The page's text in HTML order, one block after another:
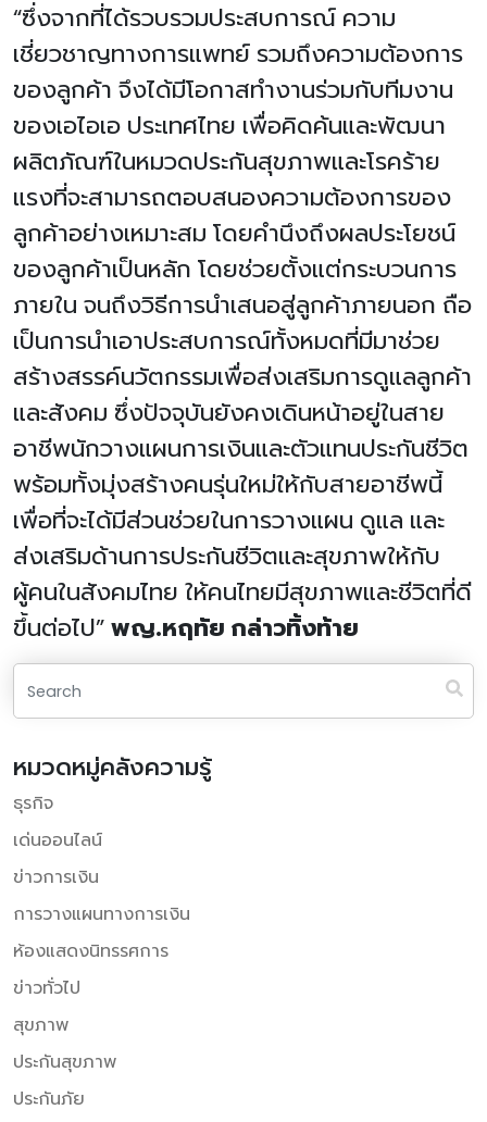
“ซึ่งจากที่ได้รวบรวมประสบการณ์ ความ
เชี่ยวชาญทางการแพทย์ รวมถึงความต้องการ
ของลูกค้า จึงได้มีโอกาสทำงานร่วมกับทีมงาน
ของเอไอเอ ประเทศไทย เพื่อคิดค้นและพัฒนา
ผลิตภัณฑ์ในหมวดประกันสุขภาพและโรคร้าย
แรงที่จะสามารถตอบสนองความต้องการของ
ลูกค้าอย่างเหมาะสม โดยคำนึงถึงผลประโยชน์
ของลูกค้าเป็นหลัก โดยช่วยตั้งแต่กระบวนการ
ภายใน จนถึงวิธีการนำเสนอสู่ลูกค้าภายนอก ถือ
เป็นการนำเอาประสบการณ์ทั้งหมดที่มีมาช่วย
สร้างสรรค์นวัตกรรมเพื่อส่งเสริมการดูแลลูกค้า
และสังคม ซึ่งปัจจุบันยังคงเดินหน้าอยู่ในสาย
อาชีพนักวางแผนการเงินและตัวแทนประกันชีวิต
พร้อมทั้งมุ่งสร้างคนรุ่นใหม่ให้กับสายอาชีพนี้
เพื่อที่จะได้มีส่วนช่วยในการวางแผน ดูแล และ
ส่งเสริมด้านการประกันชีวิตและสุขภาพให้กับ
ผู้คนในสังคมไทย ให้คนไทยมีสุขภาพและชีวิตที่ดี
ขึ้นต่อไป”พญ.หฤทัย กล่าวทิ้งท้าย
หมวดหมู่คลังความรู้
ธุรกิจ
เด่นออนไลน์
ข่าวการเงิน
การวางแผนทางการเงิน
ห้องแสดงนิทรรศการ
ข่าวทั่วไป
สุขภาพ
ประกันสุขภาพ
ประกันภัย